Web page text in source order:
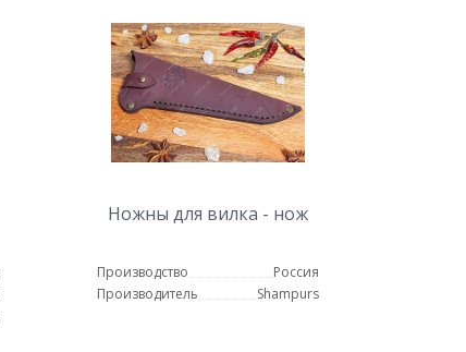
Ножны для вилка - нож
Производство
Россия
Производитель
Shampurs